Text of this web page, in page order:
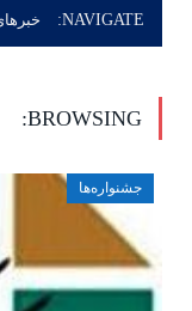
NAVIGATE:
BROWSING:
جشنواره‌ها